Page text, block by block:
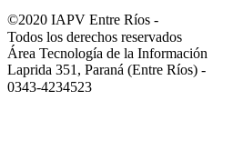
©2020 IAPV Entre Ríos -
Todos los derechos reservados
Área Tecnología de la Información
Laprida 351, Paraná (Entre Ríos) -
0343-4234523